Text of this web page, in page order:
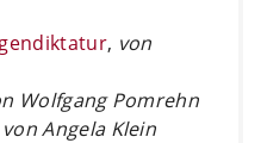
, von
Wolfgang Pomrehn
von Angela Klein